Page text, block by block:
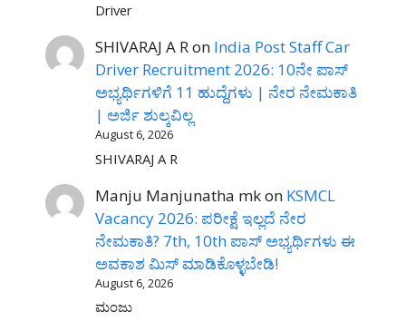
Driver
SHIVARAJ A Ron India Post Staff Car
Driver Recruitment 2026: 10ನೇ ಪಾಸ್
ಅಭ್ಯರ್ಥಿಗಳಿಗೆ 11 ಹುದ್ದೆಗಳು | ನೇರ ನೇಮಕಾತಿ
| ಅರ್ಜಿ ಶುಲ್ಕವಿಲ್ಲ
August 6, 2026
SHIVARAJ A R
Manju Manjunatha mkon KSMCL
Vacancy 2026: ಪರೀಕ್ಷೆ ಇಲ್ಲದೆ ನೇರ
ನೇಮಕಾತಿ? 7th, 10th ಪಾಸ್ ಅಭ್ಯರ್ಥಿಗಳು ಈ
ಅವಕಾಶ ಮಿಸ್ ಮಾಡಿಕೊಳ್ಳಬೇಡಿ!
August 6, 2026
ಮಂಜು